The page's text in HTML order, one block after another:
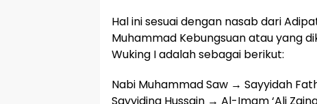
Hal ini sesuai dengan nasab dari
Muhammad Kebungsuan atau yang
Wuking I adalah sebagai berikut:
Nabi Muhammad Saw → Sayyidah